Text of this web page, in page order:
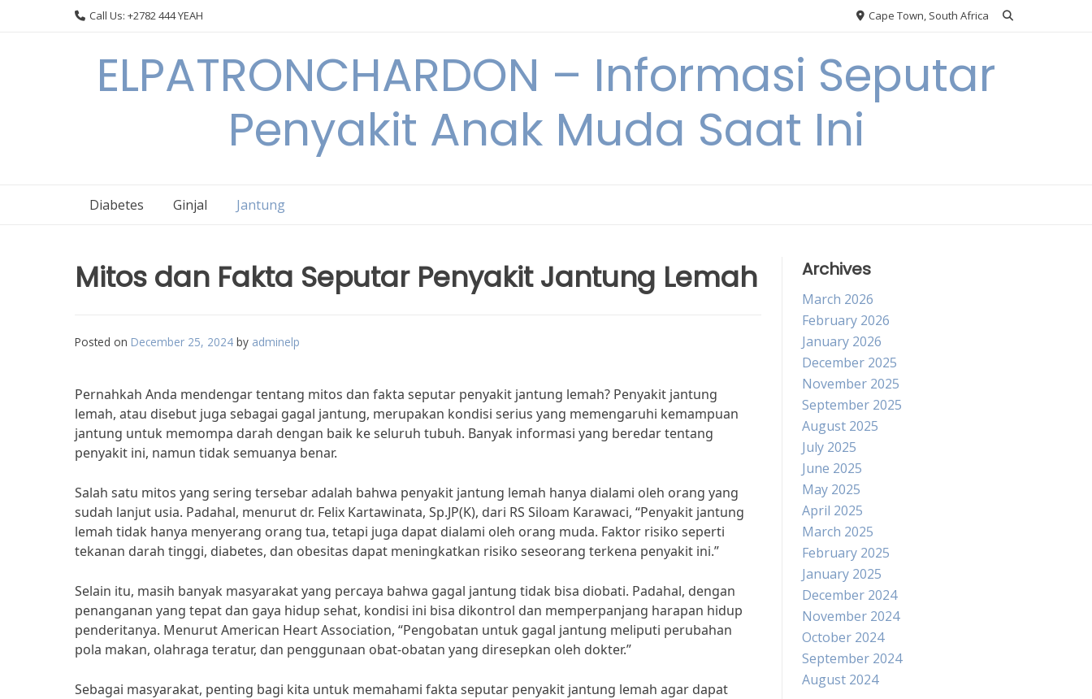
Call Us: +2782 444 YEAH Cape Town, South Africa
ELPATRONCHARDON – Informasi Seputar
Penyakit Anak Muda Saat Ini
Diabetes Ginjal Jantung
Mitos dan Fakta Seputar Penyakit Jantung Lemah
Posted on December 25, 2024 by adminelp
Pernahkah Anda mendengar tentang mitos dan fakta seputar penyakit jantung lemah? Penyakit jantung
lemah, atau disebut juga sebagai gagal jantung, merupakan kondisi serius yang memengaruhi kemampuan
jantung untuk memompa darah dengan baik ke seluruh tubuh. Banyak informasi yang beredar tentang
penyakit ini, namun tidak semuanya benar.
Salah satu mitos yang sering tersebar adalah bahwa penyakit jantung lemah hanya dialami oleh orang yang
sudah lanjut usia. Padahal, menurut dr. Felix Kartawinata, Sp.JP(K), dari RS Siloam Karawaci, “Penyakit jantung
lemah tidak hanya menyerang orang tua, tetapi juga dapat dialami oleh orang muda. Faktor risiko seperti
tekanan darah tinggi, diabetes, dan obesitas dapat meningkatkan risiko seseorang terkena penyakit ini.”
Selain itu, masih banyak masyarakat yang percaya bahwa gagal jantung tidak bisa diobati. Padahal, dengan
penanganan yang tepat dan gaya hidup sehat, kondisi ini bisa dikontrol dan memperpanjang harapan hidup
penderitanya. Menurut American Heart Association, “Pengobatan untuk gagal jantung meliputi perubahan
pola makan, olahraga teratur, dan penggunaan obat-obatan yang diresepkan oleh dokter.”
Sebagai masyarakat, penting bagi kita untuk memahami fakta seputar penyakit jantung lemah agar dapat
Archives
March 2026
February 2026
January 2026
December 2025
November 2025
September 2025
August 2025
July 2025
June 2025
May 2025
April 2025
March 2025
February 2025
January 2025
December 2024
November 2024
October 2024
September 2024
August 2024